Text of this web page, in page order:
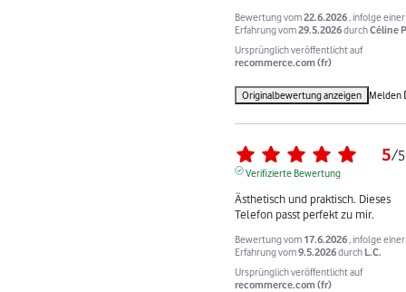
Bewertung vom22.6.2026 , infolge einer
Erfahrung vom29.5.2026durchCéline
Ursprünglich veröffentlicht auf
recommerce.com (fr)
Originalbewertung anzeigen Melden
5/5
Verifizierte Bewertung
Ästhetisch und praktisch. Dieses
Telefon passt perfekt zu mir.
Bewertung vom 17.6.2026 , infolge einer
Erfahrung vom9.5.2026durch L.C.
Ursprünglich veröffentlicht auf
recommerce.com (fr)